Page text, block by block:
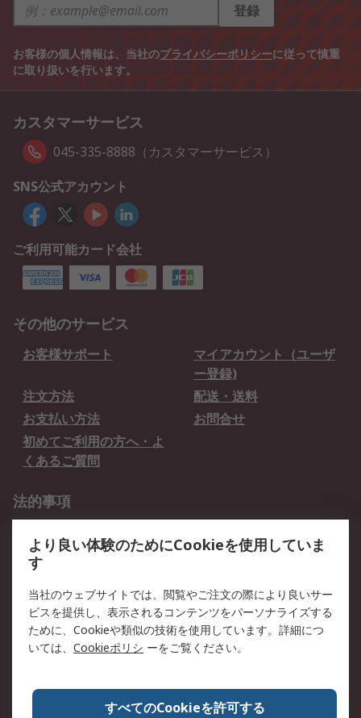
登録
お客様の個人情報は、当社のプライバシーポリシーに従って慎重
に取り扱いを行います。
カスタマーサービス
045-335-8888（カスタマーサービス）
SNS公式アカウント
ご利用可能カード会社
その他のサービス
お客様サポート
マイアカウント（ユーザ
ー登録)
注文方法
配送・送料
お支払い方法
お問合せ
初めてご利用の方へ・よ
くあるご質問
法的事項
クッキーポリシー
RSについて
会社概要
採用情報
プレスリリース＆お知ら
コーポレートサイト
全世界のRS
RSの歴史
ESGへの取り組み（英語）
認証について
より良い体験のためにCookieを使用していま
す
当社のウェブサイトでは、閲覧やご注文の際により良いサー
ビスを提供し、表示されるコンテンツをパーソナライズする
ために、Cookieや類似の技術を使用しています。詳細につ
いては、 Cookieポリシ ーをご覧ください。
すべてのCookieを許可する